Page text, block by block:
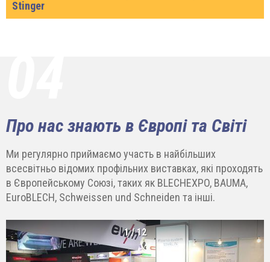
Stinger
Про нас знають в Європі та Світі
Ми регулярно приймаємо участь в найбільших
всесвітньо відомих профільних виставках, які проходять
в Європейському Союзі, таких як BLECHEXPO, BAUMA,
EuroBLECH, Schweissen und Schneiden та інші.
1/12